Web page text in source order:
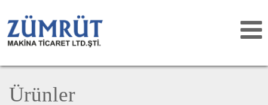
Toggle
Ürünler